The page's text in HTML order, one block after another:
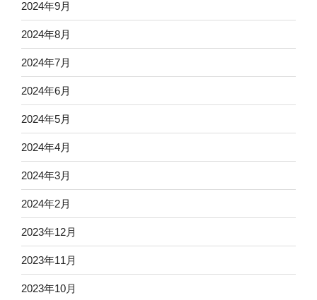
2024年9月
2024年8月
2024年7月
2024年6月
2024年5月
2024年4月
2024年3月
2024年2月
2023年12月
2023年11月
2023年10月